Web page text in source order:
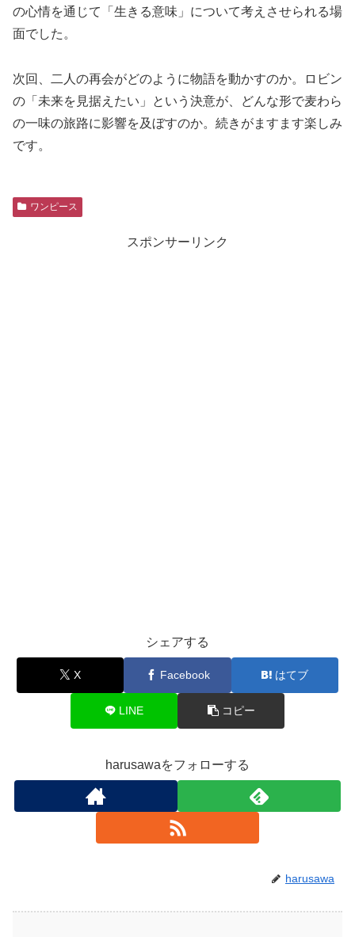
の心情を通じて「生きる意味」について考えさせられる場
面でした。
次回、二人の再会がどのように物語を動かすのか。ロビン
の「未来を見据えたい」という決意が、どんな形で麦わら
の一味の旅路に影響を及ぼすのか。続きがますます楽しみ
です。
ワンピース
スポンサーリンク
シェアする
X Facebook はてブ
LINE コピー
harusawaをフォローする
harusawa